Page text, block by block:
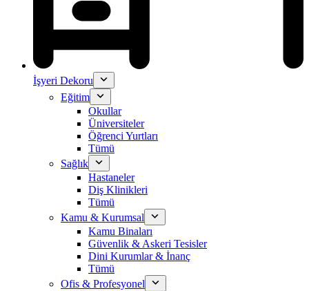
İşyeri Dekoru
Eğitim
Okullar
Üniversiteler
Öğrenci Yurtları
Tümü
Sağlık
Hastaneler
Diş Klinikleri
Tümü
Kamu & Kurumsal
Kamu Binaları
Güvenlik & Askeri Tesisler
Dini Kurumlar & İnanç
Tümü
Ofis & Profesyonel